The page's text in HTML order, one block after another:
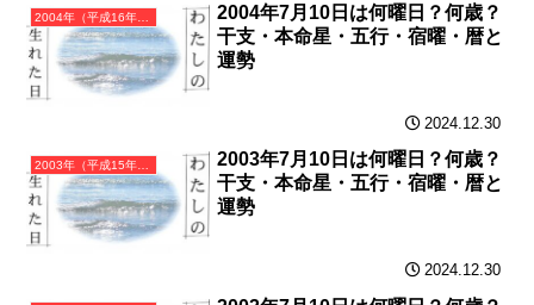
2004年（平成16年）甲申（きのえさる）・申年（さる年）カレンダー（月曜はじまり）
2004年7月10日は何曜日？何歳？
干支・本命星・五行・宿曜・暦と
運勢
2024.12.30
2003年（平成15年）癸未（みずのとひつじ）・未年（ひつじ年）カレンダー（月曜はじまり）
2003年7月10日は何曜日？何歳？
干支・本命星・五行・宿曜・暦と
運勢
2024.12.30